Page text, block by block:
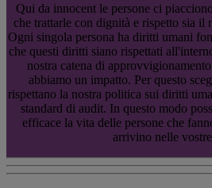
Qui da innocent le persone ci
che trattarle con dignità e rispetto sia il
Ogni singola persona ha diritti umani
che questi diritti siano rispettati
nostra catena di
abbiamo un impatto. Per questo
rispettano la nostra politica sui diritti
standard di audit. In questo modo
efficace la vita delle persone che
arrivino nelle